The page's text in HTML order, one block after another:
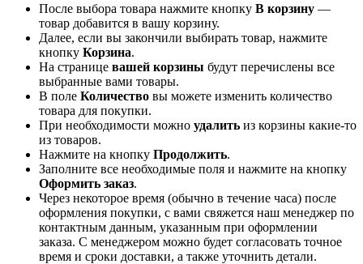
После выбора товара нажмите кнопку В корзину —
товар добавится в вашу корзину.
Далее, если вы закончили выбирать товар, нажмите
кнопку Корзина.
На странице вашей корзины будут перечислены все
выбранные вами товары.
В поле Количество вы можете изменить количество
товара для покупки.
При необходимости можно удалить из корзины какие-то
из товаров.
Нажмите на кнопку Продолжить.
Заполните все необходимые поля и нажмите на кнопку
Оформить заказ.
Через некоторое время (обычно в течение часа) после
оформления покупки, с вами свяжется наш менеджер по
контактным данным, указанным при оформлении
заказа. С менеджером можно будет согласовать точное
время и сроки доставки, а также уточнить детали.